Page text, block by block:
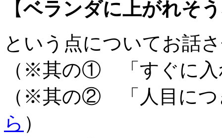
【ベランダに上がれそ
という点についてお話
（※其の① 「すぐに
（※其の② 「人目に
ら ）